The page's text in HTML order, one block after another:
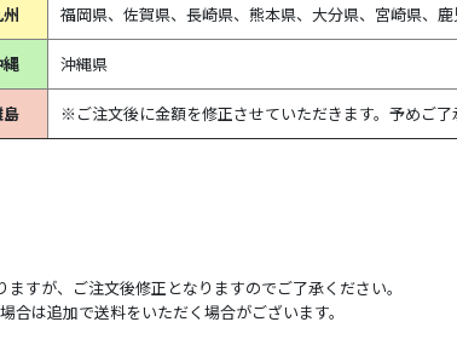
福岡県、佐賀県、長崎県、熊本県、大分県、宮崎県、
沖縄県
※ご注文後に金額を修正させていただきます。予めご了
すが、ご注文後修正となりますのでご了承ください。
は追加で送料をいただく場合がございます。